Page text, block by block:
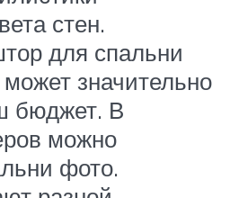
стен.
для спальни
значительно
бюджет. В
можно
фото.